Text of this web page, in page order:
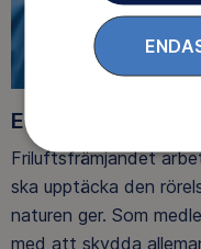
Ett friluftsliv för
Friluftsfrämjandet
ska upptäcka den
naturen ger. Som
med att skydda